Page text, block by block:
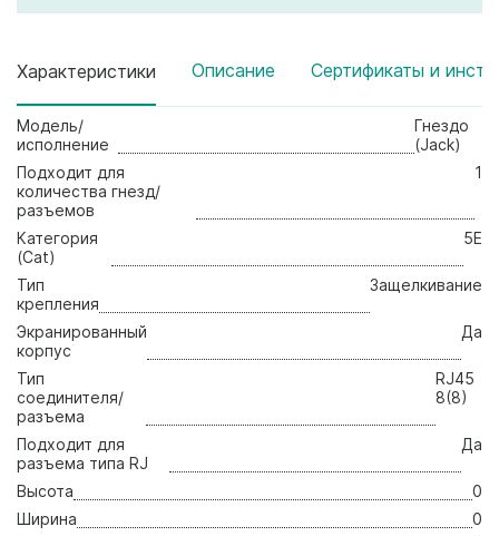
Характеристики Описание Сертификаты и
Модель/
исполнение
Гнездо
(Jack)
Подходит для
количества гнезд/
разъемов
1
Категория
(Cat)
5E
Тип
крепления
Защелкивание
Экранированный
корпус
Да
Тип
соединителя/
разъема
RJ45
8(8)
Подходит для
разъема типа RJ
Да
Высота
0
Ширина
0